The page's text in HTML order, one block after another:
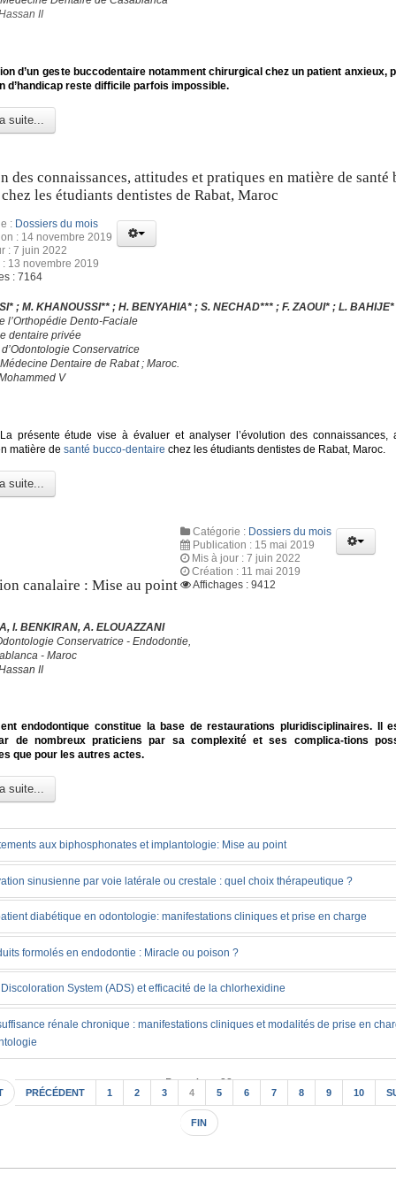
II
d’un geste buccodentaire notamment chirurgical chez un patient anxieux,
d’handicap reste difficile parfois impossible.
suite...
des connaissances, attitudes et pratiques en matière de santé
les étudiants dentistes de Rabat, Maroc
: Dossiers du mois
: 14 novembre 2019
: 7 juin 2022
13 novembre 2019
: 7164
; M. KHANOUSSI** ; H. BENYAHIA* ; S. NECHAD*** ; F. ZAOUI* ; L. BAHIJE*
l’Orthopédie Dento-Faciale
dentaire privée
Conservatrice
Dentaire de Rabat ; Maroc.
V
présente étude vise à évaluer et analyser l’évolution des connaissances,
matière de santé bucco-dentaire chez les étudiants dentistes de Rabat, Maroc.
suite...
canalaire : Mise au point
Catégorie : Dossiers du mois
Publication : 15 mai 2019
Mis à jour : 7 juin 2022
Création : 11 mai 2019
Affichages : 9412
I. BENKIRAN, A. ELOUAZZANI
Conservatrice - Endodontie,
- Maroc
II
endodontique constitue la base de restaurations pluridisciplinaires. Il
de nombreux praticiens par sa complexité et ses complica-tions
que pour les autres actes.
suite...
aux biphosphonates et implantologie: Mise au point
sinusienne par voie latérale ou crestale : quel choix thérapeutique ?
diabétique en odontologie: manifestations cliniques et prise en charge
formolés en endodontie : Miracle ou poison ?
System (ADS) et efficacité de la chlorhexidine
rénale chronique : manifestations cliniques et modalités de prise en
Page 4 sur 22
PRÉCÉDENT 1 2 3 4 5 6 7 8 9 10
FIN